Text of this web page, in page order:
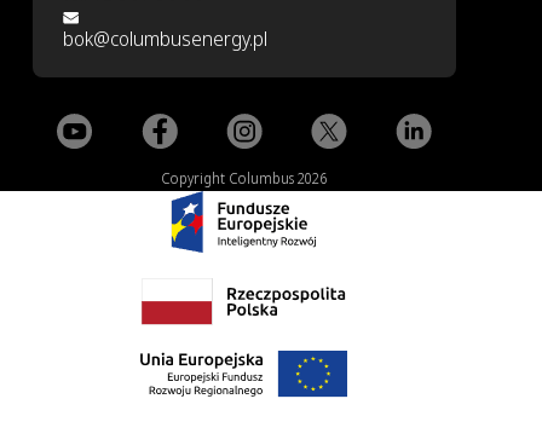
bok@columbusenergy.pl
Copyright Columbus 2026